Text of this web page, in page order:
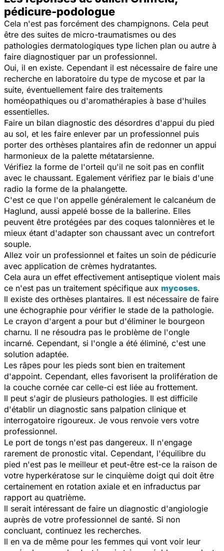
pédicure-podologue
Cela n'est pas forcément des champignons. Cela peut
être des suites de micro-traumatismes ou des
pathologies dermatologiques type lichen plan ou autre à
faire diagnostiquer par un professionnel.
Oui, il en existe. Cependant il est nécessaire de faire une
recherche en laboratoire du type de mycose et par la
suite, éventuellement faire des traitements
homéopathiques ou d'aromathérapies à base d'huiles
essentielles.
Faire un bilan diagnostic des désordres d'appui du pied
au sol, et les faire enlever par un professionnel puis
porter des orthèses plantaires afin de redonner un appui
harmonieux de la palette métatarsienne.
Vérifiez la forme de l'orteil qu'il ne soit pas en conflit
avec le chaussant. Egalement vérifiez par le biais d'une
radio la forme de la phalangette.
C'est ce que l'on appelle généralement le calcanéum de
Haglund, aussi appelé bosse de la ballerine. Elles
peuvent être protégées par des coques talonnières et le
mieux étant d'adapter son chaussant avec un contrefort
souple.
Allez voir un professionnel et faites un soin de pédicurie
avec application de crèmes hydratantes.
Cela aura un effet effectivement antiseptique violent mais
ce n'est pas un traitement spécifique aux mycoses.
Il existe des orthèses plantaires. Il est nécessaire de faire
une échographie pour vérifier le stade de la pathologie.
Le crayon d'argent a pour but d'éliminer le bourgeon
charnu. Il ne résoudra pas le problème de l'ongle
incarné. Cependant, si l'ongle a été éliminé, c'est une
solution adaptée.
Les râpes pour les pieds sont bien en traitement
d'appoint. Cependant, elles favorisent la prolifération de
la couche cornée car celle-ci est liée au frottement.
Il peut s'agir de plusieurs pathologies. Il est difficile
d'établir un diagnostic sans palpation clinique et
interrogatoire rigoureux. Je vous renvoie vers votre
professionnel.
Le port de tongs n'est pas dangereux. Il n'engage
rarement de pronostic vital. Cependant, l'équilibre du
pied n'est pas le meilleur et peut-être est-ce la raison de
votre hyperkératose sur le cinquième doigt qui doit être
certainement en rotation axiale et en infraductus par
rapport au quatrième.
Il serait intéressant de faire un diagnostic d'angiologie
auprès de votre professionnel de santé. Si non
concluant, continuez les recherches.
Il en va de même pour les femmes qui vont voir leur